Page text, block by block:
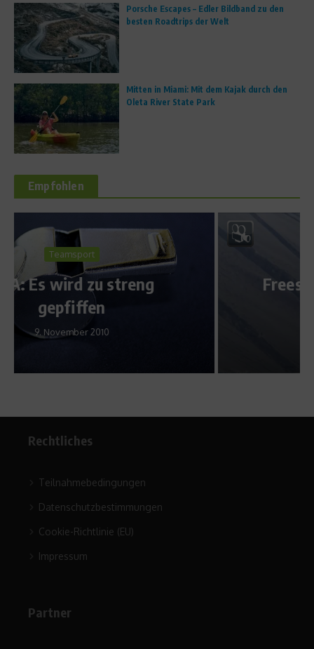
Porsche Escapes – Edler Bildband zu den
besten Roadtrips der Welt
Mitten in Miami: Mit dem Kajak durch den
Oleta River State Park
Empfohlen
Sports Inside
Freeski TV Episode 1 – Euro
Rechtliches
Teilnahmebedingungen
Datenschutzbestimmungen
Cookie-Richtlinie (EU)
Impressum
Partner